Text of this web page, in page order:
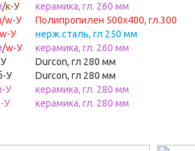
/к-У керамика, гл. 260 мм
w-У
Полипропилен 500х400, гл.300
У нерж.сталь, гл 250 мм
/w-У керамика, гл. 260 мм
Durcon, гл 280 мм
У
Durcon, гл 280 мм
У
керамика, гл. 280 мм
У
керамика, гл. 280 мм